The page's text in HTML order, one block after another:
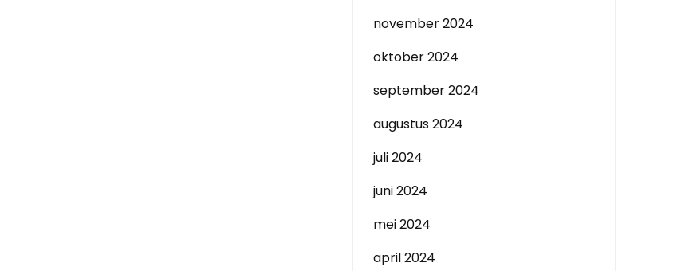
november 2024
oktober 2024
september 2024
augustus 2024
juli 2024
juni 2024
mei 2024
april 2024